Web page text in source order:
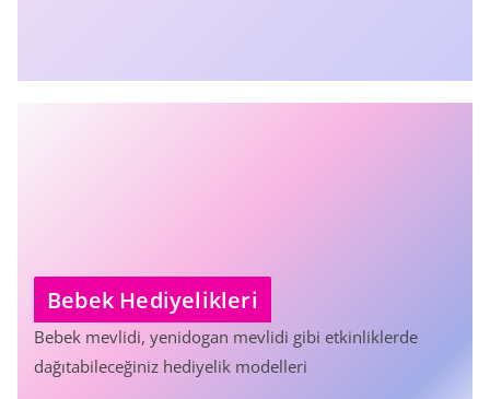
Bebek Hediyelikleri
Bebek mevlidi, yenidogan mevlidi gibi etkinliklerde
dağıtabileceğiniz hediyelik modelleri